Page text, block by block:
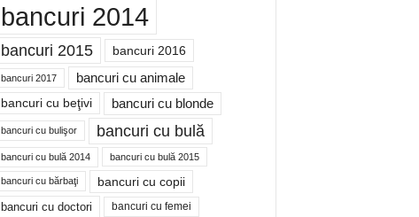
bancuri 2014
bancuri 2015 bancuri 2016
bancuri 2017 bancuri cu animale
bancuri cu beţivi bancuri cu blonde
bancuri cu bulişor bancuri cu bulă
bancuri cu bulă 2014 bancuri cu bulă 2015
bancuri cu bărbaţi bancuri cu copii
bancuri cu doctori bancuri cu femei